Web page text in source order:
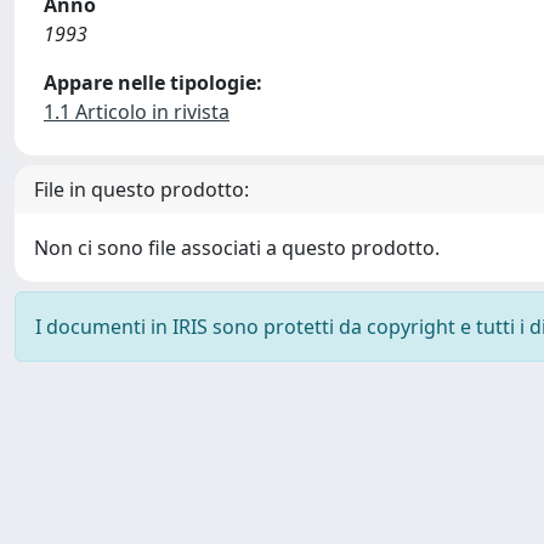
1993
Appare nelle tipologie:
1.1 Articolo in rivista
File in questo prodotto:
Non ci sono file associati a questo prodotto.
I documenti in IRIS sono protetti da copyright e tutti i